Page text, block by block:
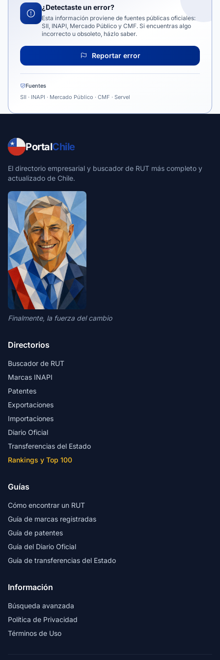
¿Detectaste un error?
Esta información proviene de fuentes públicas oficiales:
SII, INAPI, Mercado Público y CMF. Si encuentras algo
incorrecto u obsoleto, házlo saber.
Reportar error
Fuentes
SII · INAPI · Mercado Público · CMF · Servel
PortalChile
El directorio empresarial y buscador de RUT más completo y
actualizado de Chile.
Finalmente, la fuerza del cambio
Directorios
Buscador de RUT
Marcas INAPI
Patentes
Exportaciones
Importaciones
Diario Oficial
Transferencias del Estado
Rankings y Top 100
Guías
Cómo encontrar un RUT
Guía de marcas registradas
Guía de patentes
Guía del Diario Oficial
Guía de transferencias del Estado
Información
Búsqueda avanzada
Política de Privacidad
Términos de Uso